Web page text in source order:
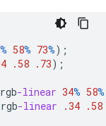
% 58% 73%);
.58 .73);
-linear 34% 58%
-linear .34 .58